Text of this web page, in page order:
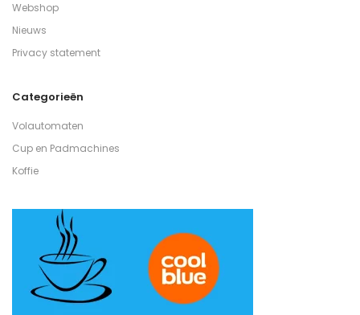
Webshop
Nieuws
Privacy statement
Categorieën
Volautomaten
Cup en Padmachines
Koffie